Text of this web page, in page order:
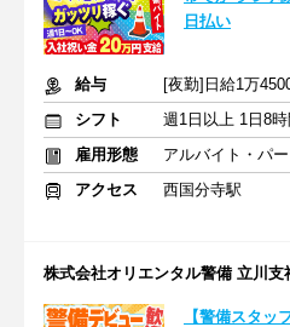
日払い
給与
[夜勤]日給1万
シフト
雇用形態
アルバイト・パー
アクセス
西国分寺駅
株式会社オリエンタル警備 立川支
【警備スタ